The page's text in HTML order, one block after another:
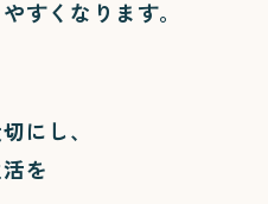
すくなります。
にし、
を